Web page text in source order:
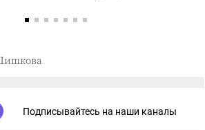
Подписывайтесь на наши каналы